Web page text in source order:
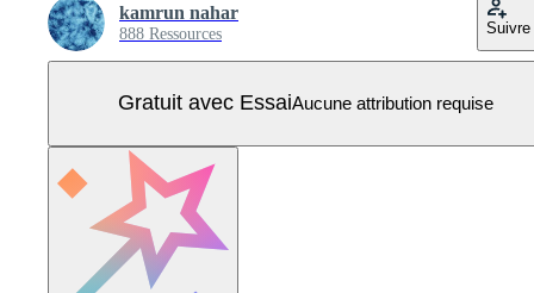
kamrun nahar
888 Ressources Suivre
Gratuit avec EssaiAucune attribution requise